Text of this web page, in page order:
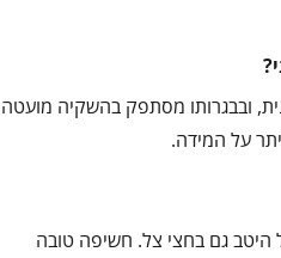
ובבגרותו מסתפק בהשקיה מועטה
על המידה.
היטב גם בחצי צל. חשיפה טובה